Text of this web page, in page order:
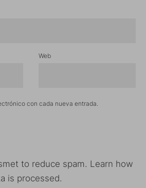
Web
con cada nueva entrada.
to reduce spam. Learn how
is processed.